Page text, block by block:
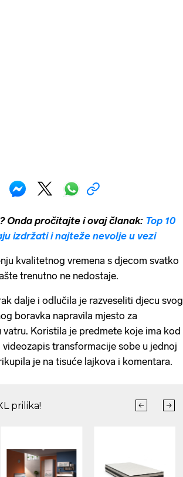
Onda pročitajte i ovaj članak: Top 10
izdržati i najteže nevolje u vezi
kvalitetnog vremena s djecom svatko
trenutno ne nedostaje.
dalje i odlučila je razveseliti djecu svog
boravka napravila mjesto za
Koristila je predmete koje ima kod
transformacije sobe u jednoj
je na tisuće lajkova i komentara.